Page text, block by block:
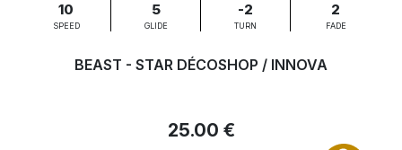
10
SPEED
5
GLIDE
-2
TURN
2
FADE
BEAST - STAR DÉCOSHOP / INNOVA
25.00 €